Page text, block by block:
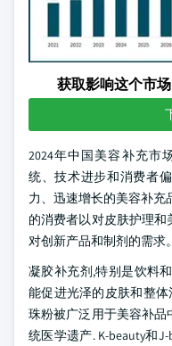
获取影响这个市
2024年中国美容补充市
统、技术进步和消费者
力、迅速增长的美容补充
的消费者以对皮肤护理
对创新产品和制剂的需求。
凝胶补充剂,特别是饮料
能促进光泽的皮肤和整
珠粉被广泛用于美容补
统医学遗产. K-beauty和